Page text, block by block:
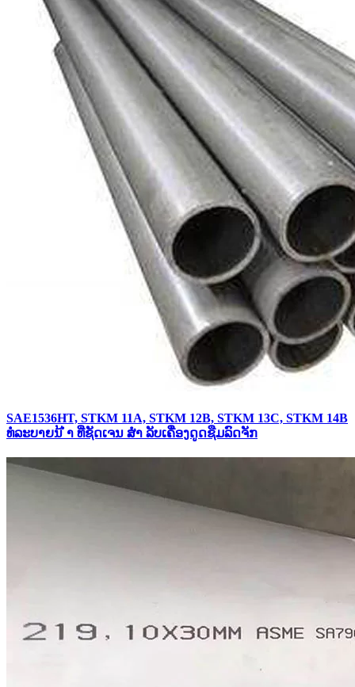
SAE1536HT, STKM 11A, STKM 12B, STKM 13C, STKM 14B
ທໍ່ລະບາຍນ້ ຳ ທີ່ຊັດເຈນ ສຳ ລັບເຄື່ອງດູດຊືມລົດຈັກ